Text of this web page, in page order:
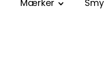
Mærker